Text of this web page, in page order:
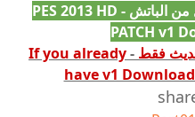
اولا روابط تحميل الاصدار الاول من الباتش - PES 2013 HD
PATCH v1
فقط -
If you already
have v1